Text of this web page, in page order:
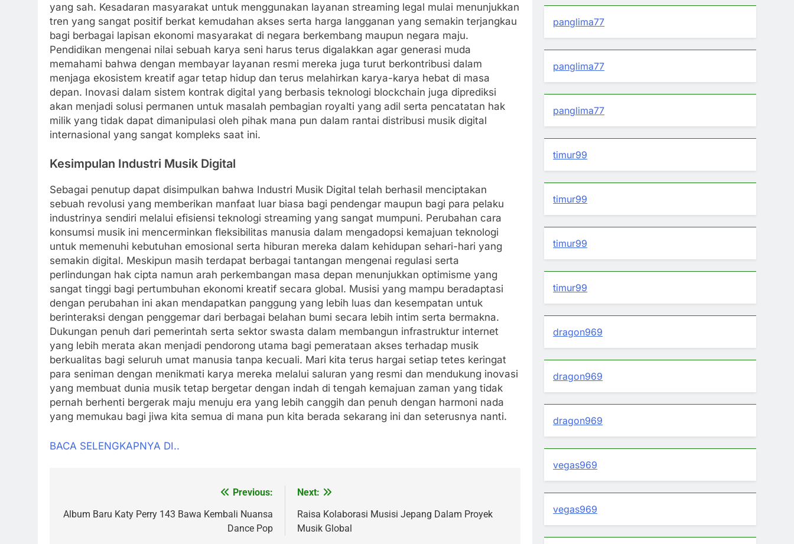
yang sah. Kesadaran masyarakat untuk menggunakan layanan streaming legal mulai menunjukkan
tren yang sangat positif berkat kemudahan akses serta harga langganan yang semakin terjangkau
bagi berbagai lapisan ekonomi masyarakat di negara berkembang maupun negara maju.
Pendidikan mengenai nilai sebuah karya seni harus terus digalakkan agar generasi muda
memahami bahwa dengan membayar layanan resmi mereka juga turut berkontribusi dalam
menjaga ekosistem kreatif agar tetap hidup dan terus melahirkan karya-karya hebat di masa
depan. Inovasi dalam sistem kontrak digital yang berbasis teknologi blockchain juga diprediksi
akan menjadi solusi permanen untuk masalah pembagian royalti yang adil serta pencatatan hak
milik yang tidak dapat dimanipulasi oleh pihak mana pun dalam rantai distribusi musik digital
internasional yang sangat kompleks saat ini.
Kesimpulan Industri Musik Digital
Sebagai penutup dapat disimpulkan bahwa Industri Musik Digital telah berhasil menciptakan
sebuah revolusi yang memberikan manfaat luar biasa bagi pendengar maupun bagi para pelaku
industrinya sendiri melalui efisiensi teknologi streaming yang sangat mumpuni. Perubahan cara
konsumsi musik ini mencerminkan fleksibilitas manusia dalam mengadopsi kemajuan teknologi
untuk memenuhi kebutuhan emosional serta hiburan mereka dalam kehidupan sehari-hari yang
semakin digital. Meskipun masih terdapat berbagai tantangan mengenai regulasi serta
perlindungan hak cipta namun arah perkembangan masa depan menunjukkan optimisme yang
sangat tinggi bagi pertumbuhan ekonomi kreatif secara global. Musisi yang mampu beradaptasi
dengan perubahan ini akan mendapatkan panggung yang lebih luas dan kesempatan untuk
berinteraksi dengan penggemar dari berbagai belahan bumi secara lebih intim serta bermakna.
Dukungan penuh dari pemerintah serta sektor swasta dalam membangun infrastruktur internet
yang lebih merata akan menjadi pendorong utama bagi pemerataan akses terhadap musik
berkualitas bagi seluruh umat manusia tanpa kecuali. Mari kita terus hargai setiap tetes keringat
para seniman dengan menikmati karya mereka melalui saluran yang resmi dan mendukung inovasi
yang membuat dunia musik tetap bergetar dengan indah di tengah kemajuan zaman yang tidak
pernah berhenti bergerak maju menuju era yang lebih canggih dan penuh dengan harmoni nada
yang memukau bagi jiwa kita semua di mana pun kita berada sekarang ini dan seterusnya nanti.
BACA SELENGKAPNYA DI..
navigation
Previous:
Album Baru Katy Perry 143 Bawa Kembali Nuansa
Dance Pop
Next:
Raisa Kolaborasi Musisi Jepang Dalam Proyek
Musik Global
panglima77
panglima77
panglima77
timur99
timur99
timur99
timur99
dragon969
dragon969
dragon969
vegas969
vegas969